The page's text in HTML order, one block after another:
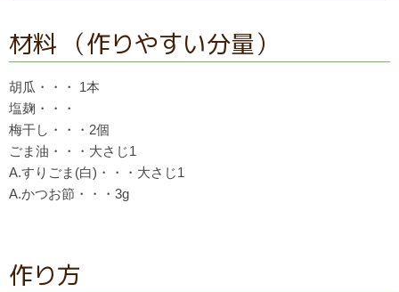
材料 （作りやすい分量）
胡瓜・・・ 1本
塩麹・・・
梅干し・・・2個
ごま油・・・大さじ1
A.すりごま(白)・・・大さじ1
A.かつお節・・・3g
作り方